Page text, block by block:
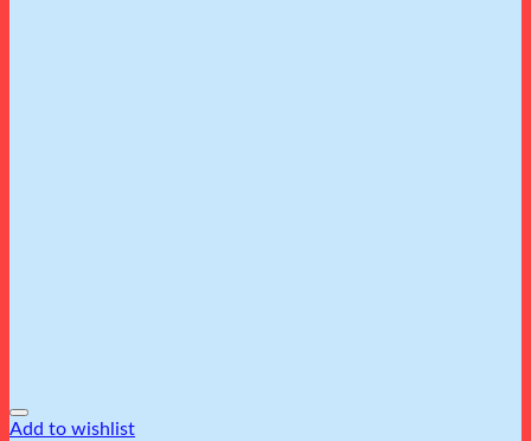
Add to wishlist